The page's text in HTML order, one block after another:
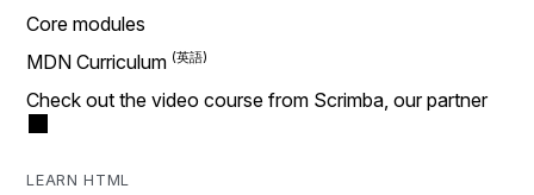
Core modules
MDN Curriculum
Check out the video course from Scrimba, our partner
LEARN HTML